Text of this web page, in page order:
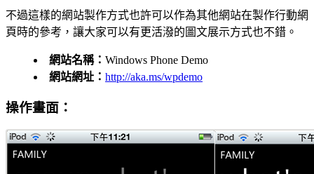
不過這樣的網站製作方式也許可以作為其他網站在製作行動網
頁時的參考，讓大家可以有更活潑的圖文展示方式也不錯。
網站名稱： Windows Phone Demo
網站網址： http://aka.ms/wpdemo
操作畫面：